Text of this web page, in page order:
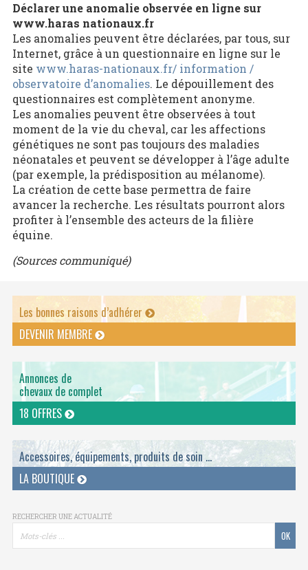
Déclarer une anomalie observée en ligne sur
www.haras nationaux.fr
Les anomalies peuvent être déclarées, par tous, sur
Internet, grâce à un questionnaire en ligne sur le
site www.haras-nationaux.fr/ information /
observatoire d’anomalies. Le dépouillement des
questionnaires est complètement anonyme.
Les anomalies peuvent être observées à tout
moment de la vie du cheval, car les affections
génétiques ne sont pas toujours des maladies
néonatales et peuvent se développer à l’âge adulte
(par exemple, la prédisposition au mélanome).
La création de cette base permettra de faire
avancer la recherche. Les résultats pourront alors
profiter à l’ensemble des acteurs de la filière
équine.
(Sources communiqué)
Les bonnes raisons d’adhérer
DEVENIR MEMBRE
Annonces de
chevaux de complet
18 OFFRES
Accessoires, équipements, produits de soin ...
LA BOUTIQUE
RECHERCHER UNE ACTUALITÉ